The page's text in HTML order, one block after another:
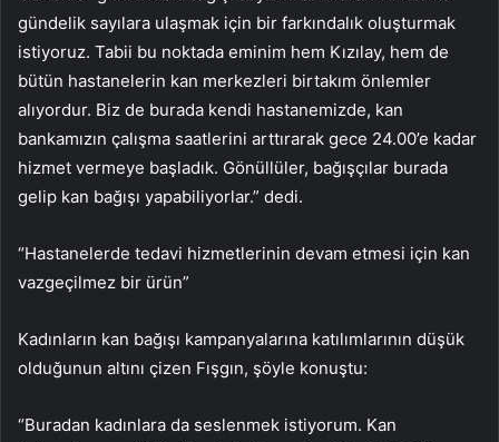
gündelik sayılara ulaşmak için bir farkındalık oluşturmak
istiyoruz. Tabii bu noktada eminim hem Kızılay, hem de
bütün hastanelerin kan merkezleri birtakım önlemler
alıyordur. Biz de burada kendi hastanemizde, kan
bankamızın çalışma saatlerini arttırarak gece 24.00’e kadar
hizmet vermeye başladık. Gönüllüler, bağışçılar burada
gelip kan bağışı yapabiliyorlar.” dedi.
“Hastanelerde tedavi hizmetlerinin devam etmesi için kan
vazgeçilmez bir ürün”
Kadınların kan bağışı kampanyalarına katılımlarının düşük
olduğunun altını çizen Fışgın, şöyle konuştu:
“Buradan kadınlara da seslenmek istiyorum. Kan